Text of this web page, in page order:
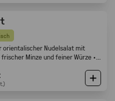
orientalischer Nudelsalat mit
Minze und feiner Würze ·